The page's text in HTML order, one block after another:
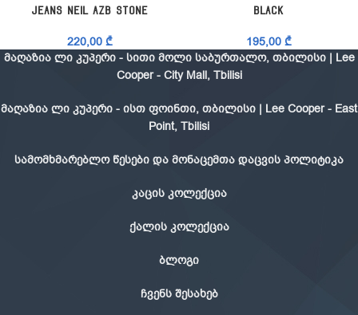
Jeans Neil Azb Stone
220,00 ₾
Black
195,00 ₾
მაღაზია ლი კუპერი - სითი მოლი საბურთალო, თბილისი | Lee
Cooper - City Mall, Tbilisi
მაღაზია ლი კუპერი - ისთ ფოინთი, თბილისი | Lee Cooper - East
Point, Tbilisi
სამომხმარებლო წესები და მონაცემთა დაცვის პოლიტიკა
კაცის კოლექცია
ქალის კოლექცია
ბლოგი
ჩვენს შესახებ